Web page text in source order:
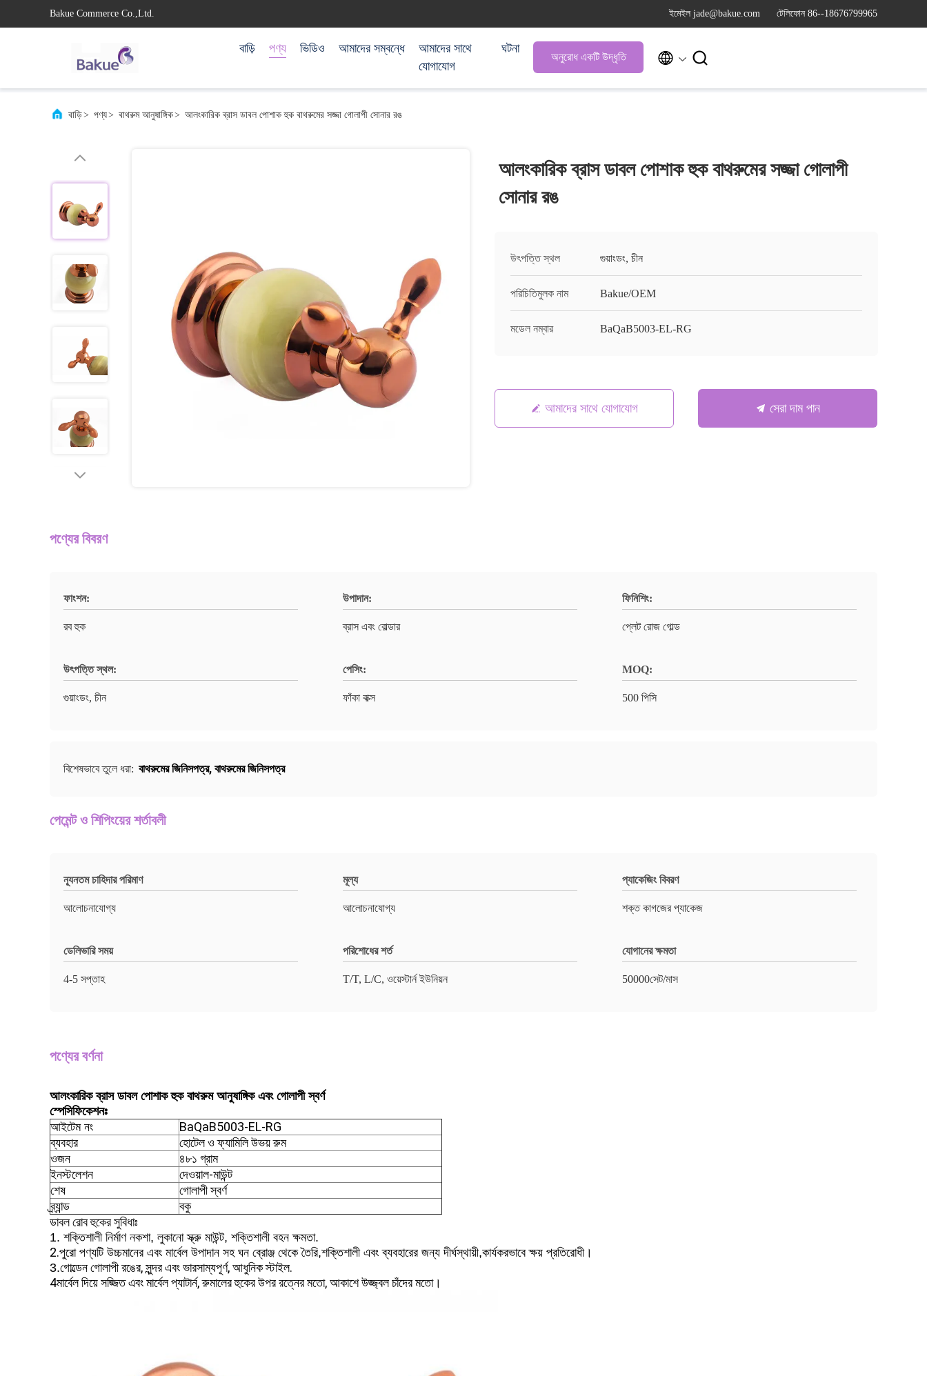
Bakue Commerce Co.,Ltd. ইমেইল jade@bakue.com টেলিফোন 86--18676799965
বাড়ি পণ্য ভিডিও আমাদের সম্বন্ধে
আমাদের সাথে
যোগাযোগ
ঘটনা
অনুরোধ একটি উদ্ধৃতি  
বাড়ি> পণ্য> বাথরুম আনুষাঙ্গিক> আলংকারিক ব্রাস ডাবল পোশাক হুক বাথরুমের সজ্জা গোলাপী সোনার রঙ
আলংকারিক ব্রাস ডাবল পোশাক হুক বাথরুমের সজ্জা গোলাপী
সোনার রঙ
উৎপত্তি স্থল গুয়াংডং, চীন
পরিচিতিমুলক নাম Bakue/OEM
মডেল নম্বার BaQaB5003-EL-RG
আমাদের সাথে যোগাযোগ সেরা দাম পান
পণ্যের বিবরণ
ফাংশন:
রব হুক
উপাদান:
ব্রাস এবং বোল্ডার
ফিনিশিং:
প্লেট রোজ গোল্ড
উৎপত্তি স্থল:
গুয়াংডং, চীন
পেসিং:
ফাঁকা বাক্স
MOQ:
500 পিসি
বিশেষভাবে তুলে ধরা: বাথরুমের জিনিসপত্র, বাথরুমের জিনিসপত্র
পেমেন্ট ও শিপিংয়ের শর্তাবলী
ন্যূনতম চাহিদার পরিমাণ
আলোচনাযোগ্য
মূল্য
আলোচনাযোগ্য
প্যাকেজিং বিবরণ
শক্ত কাগজের প্যাকেজ
ডেলিভারি সময়
4-5 সপ্তাহ
পরিশোধের শর্ত
T/T, L/C, ওয়েস্টার্ন ইউনিয়ন
যোগানের ক্ষমতা
50000সেট/মাস
পণ্যের বর্ণনা
আলংকারিক ব্রাস ডাবল পোশাক হুক বাথরুম আনুষাঙ্গিক এবং গোলাপী স্বর্ণ
স্পেসিফিকেশনঃ
আইটেম নং
BaQaB5003-EL-RG
ব্যবহার
হোটেল ও ফ্যামিলি উভয় রুম
ওজন
৪৮১ গ্রাম
ইনস্টলেশন
দেওয়াল-মাউন্ট
শেষ
গোলাপী স্বর্ণ
ব্র্যান্ড
বকু
ডাবল রোব হুকের সুবিধাঃ
1. শক্তিশালী নির্মাণ নকশা, লুকানো স্ক্রু মাউন্ট, শক্তিশালী বহন ক্ষমতা.
2.পুরো পণ্যটি উচ্চমানের এবং মার্বেল উপাদান সহ ঘন ব্রোঞ্জ থেকে তৈরি,শক্তিশালী এবং ব্যবহারের জন্য দীর্ঘস্থায়ী,কার্যকরভাবে ক্ষয় প্রতিরোধী।
3.গোল্ডেন গোলাপী রঙের, সুন্দর এবং ভারসাম্যপূর্ণ, আধুনিক স্টাইল.
4মার্বেল দিয়ে সজ্জিত এবং মার্বেল প্যাটার্ন, রুমালের হুকের উপর রত্নের মতো, আকাশে উজ্জ্বল চাঁদের মতো।